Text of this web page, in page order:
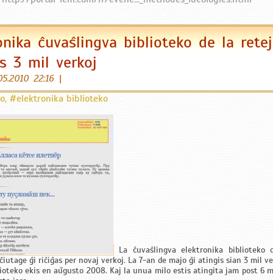
ĉuvaŝlingva biblioteko de la
3 mil verkoj
22:16 |
, #elektronika biblioteko
La ĉuvaŝlingva elektronika biblioteko
ĝi riĉiĝas per novaj verkoj. La 7-an de majo ĝi atingis sian 3 mil
ekis en aŭgusto 2008. Kaj la unua milo estis atingita jam post 6